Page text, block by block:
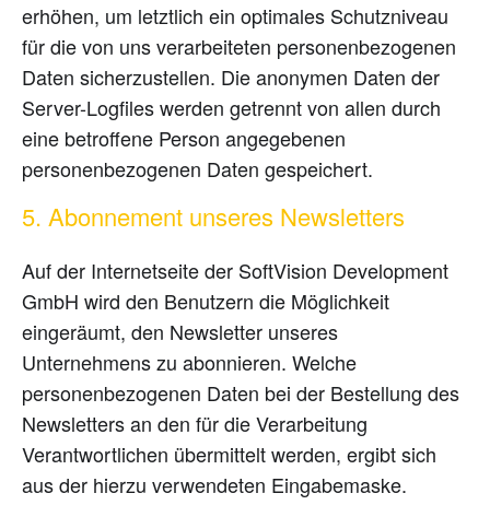
erhöhen, um letztlich ein optimales Schutzniveau
für die von uns verarbeiteten personenbezogenen
Daten sicherzustellen. Die anonymen Daten der
Server-Logfiles werden getrennt von allen durch
eine betroffene Person angegebenen
personenbezogenen Daten gespeichert.
5. Abonnement unseres Newsletters
Auf der Internetseite der SoftVision Development
GmbH wird den Benutzern die Möglichkeit
eingeräumt, den Newsletter unseres
Unternehmens zu abonnieren. Welche
personenbezogenen Daten bei der Bestellung des
Newsletters an den für die Verarbeitung
Verantwortlichen übermittelt werden, ergibt sich
aus der hierzu verwendeten Eingabemaske.